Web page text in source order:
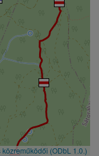
(ODbL 1.0.)